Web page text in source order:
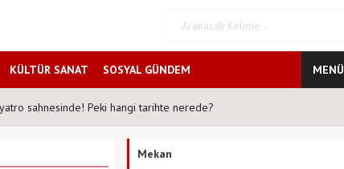
KÜLTÜR SANAT SOSYAL GÜNDEM MENÜ
sahnesinde! Peki hangi tarihte nerede?
Mekan